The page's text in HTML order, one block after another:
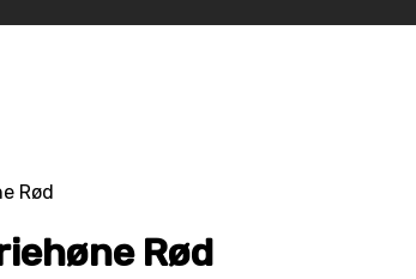
Rød
Rød